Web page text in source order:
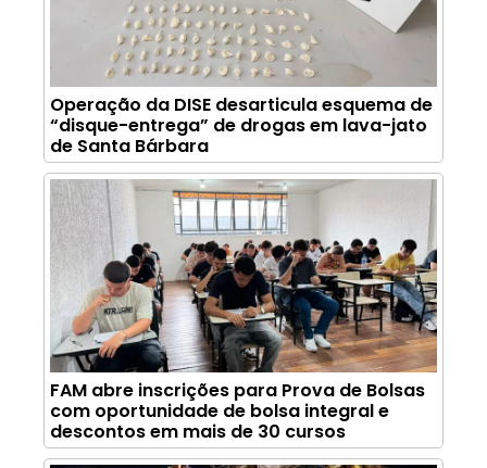
Operação da DISE desarticula esquema de
“disque-entrega” de drogas em lava-jato
de Santa Bárbara
FAM abre inscrições para Prova de Bolsas
com oportunidade de bolsa integral e
descontos em mais de 30 cursos